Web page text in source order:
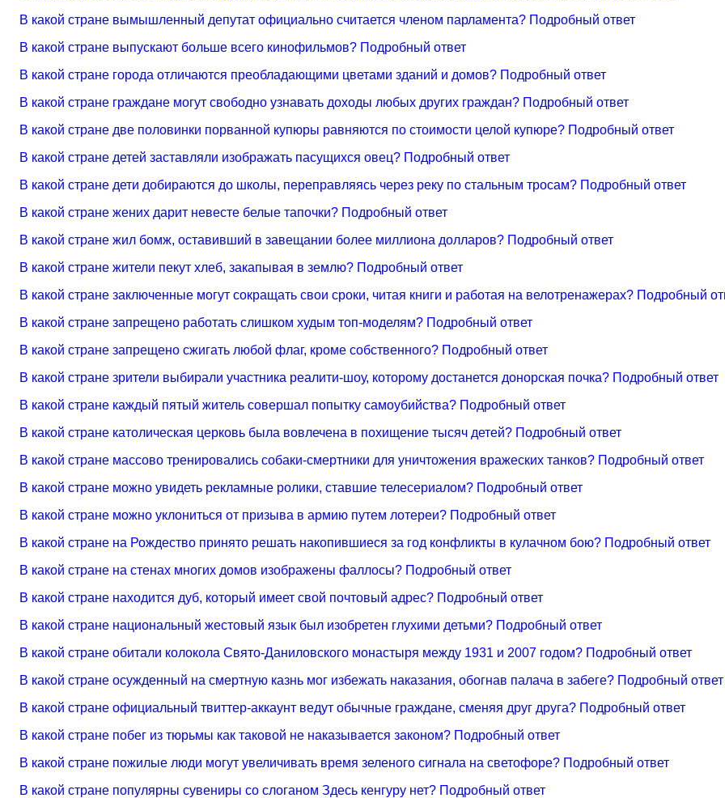
В какой стране вымышленный депутат официально считается членом парламента? Подробный ответ
В какой стране выпускают больше всего кинофильмов? Подробный ответ
В какой стране города отличаются преобладающими цветами зданий и домов? Подробный ответ
В какой стране граждане могут свободно узнавать доходы любых других граждан? Подробный ответ
В какой стране две половинки порванной купюры равняются по стоимости целой купюре? Подробный ответ
В какой стране детей заставляли изображать пасущихся овец? Подробный ответ
В какой стране дети добираются до школы, переправляясь через реку по стальным тросам? Подробный ответ
В какой стране жених дарит невесте белые тапочки? Подробный ответ
В какой стране жил бомж, оставивший в завещании более миллиона долларов? Подробный ответ
В какой стране жители пекут хлеб, закапывая в землю? Подробный ответ
В какой стране заключенные могут сокращать свои сроки, читая книги и работая на велотренажерах? Подробный
В какой стране запрещено работать слишком худым топ-моделям? Подробный ответ
В какой стране запрещено сжигать любой флаг, кроме собственного? Подробный ответ
В какой стране зрители выбирали участника реалити-шоу, которому достанется донорская почка? Подробный ответ
В какой стране каждый пятый житель совершал попытку самоубийства? Подробный ответ
В какой стране католическая церковь была вовлечена в похищение тысяч детей? Подробный ответ
В какой стране массово тренировались собаки-смертники для уничтожения вражеских танков? Подробный ответ
В какой стране можно увидеть рекламные ролики, ставшие телесериалом? Подробный ответ
В какой стране можно уклониться от призыва в армию путем лотереи? Подробный ответ
В какой стране на Рождество принято решать накопившиеся за год конфликты в кулачном бою? Подробный ответ
В какой стране на стенах многих домов изображены фаллосы? Подробный ответ
В какой стране находится дуб, который имеет свой почтовый адрес? Подробный ответ
В какой стране национальный жестовый язык был изобретен глухими детьми? Подробный ответ
В какой стране обитали колокола Свято-Даниловского монастыря между 1931 и 2007 годом? Подробный ответ
В какой стране осужденный на смертную казнь мог избежать наказания, обогнав палача в забеге? Подробный ответ
В какой стране официальный твиттер-аккаунт ведут обычные граждане, сменяя друг друга? Подробный ответ
В какой стране побег из тюрьмы как таковой не наказывается законом? Подробный ответ
В какой стране пожилые люди могут увеличивать время зеленого сигнала на светофоре? Подробный ответ
В какой стране популярны сувениры со слоганом Здесь кенгуру нет? Подробный ответ